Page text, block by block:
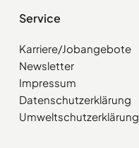
Service
Karriere/Jobangebote
Newsletter
Impressum
Datenschutzerklärung
Umweltschutzerklärung